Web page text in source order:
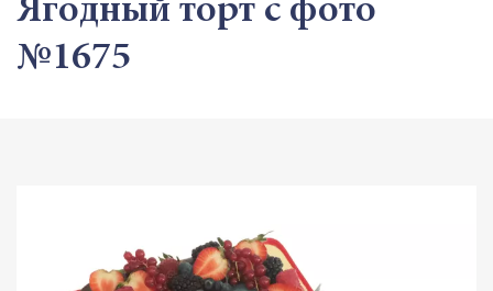
Ягодный торт с фото
№1675